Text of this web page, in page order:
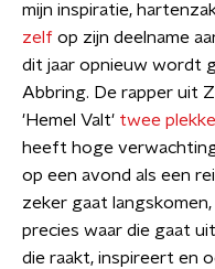
mijn inspiratie,
zelf op zijn deelname
dit jaar opnieuw wordt
Abbring. De rapper uit
'Hemel Valt' twee
heeft hoge
op een avond als een
zeker gaat
precies waar die gaat
die raakt, inspireert en